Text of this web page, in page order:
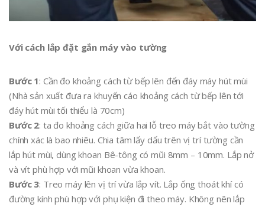
Với cách lắp đặt gắn máy vào tường
Bước 1: Cần đo khoảng cách từ bếp lên đến đáy máy hút mùi
(Nhà sản xuất đưa ra khuyến cáo khoảng cách từ bếp lên tới
đáy hút mùi tối thiểu là 70cm)
Bước 2: ta đo khoảng cách giữa hai lỗ treo máy bắt vào tường
chính xác là bao nhiêu. Chia tâm lấy dấu trên vị trí tường cần
lắp hút mùi, dùng khoan Bê-tông có mũi 8mm – 10mm. Lắp nở
và vít phù hợp với mũi khoan vừa khoan.
Bước 3: Treo máy lên vị trí vừa lắp vít. Lắp ống thoát khí có
đường kính phù hợp với phụ kiện đi theo máy. Không nên lắp